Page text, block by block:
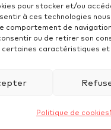
pour stocker et/ou
à ces technologies
comportement de
ou de retirer son
caractéristiques
Politique de cookies
Politique
Protection